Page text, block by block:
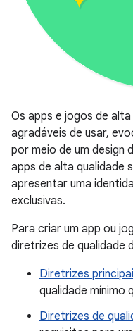
Os apps e jogos de
agradáveis de usar,
por meio de um design
apps de alta qualidade
apresentar uma
exclusivas.
Para criar um app ou
diretrizes de qualidade
Diretrizes
qualidade mínimo
Diretrizes de